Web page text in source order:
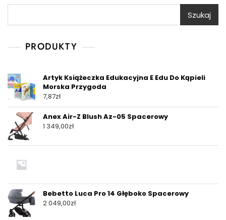
Szukaj
PRODUKTY
Artyk Książeczka Edukacyjna E Edu Do Kąpieli
Morska Przygoda
7,87zł
Anex Air-Z Blush Az-05 Spacerowy
1 349,00zł
Bebetto Luca Pro 14 Głęboko Spacerowy
2 049,00zł